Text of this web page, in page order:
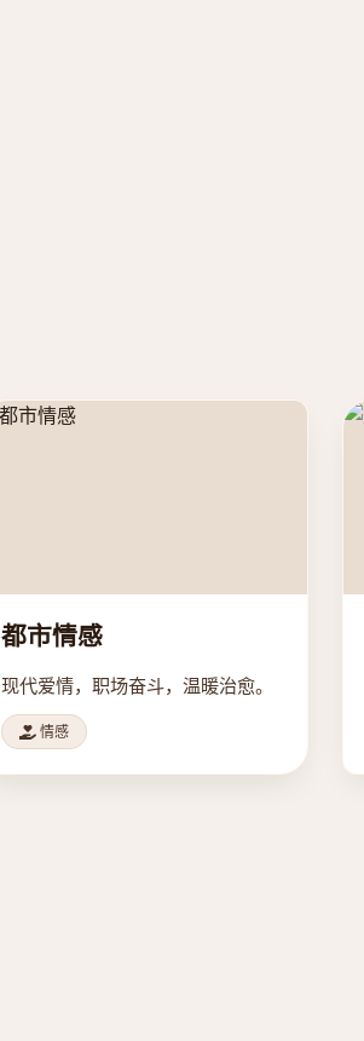
都市情感
现代爱情，职场奋斗，温暖治愈。
情感